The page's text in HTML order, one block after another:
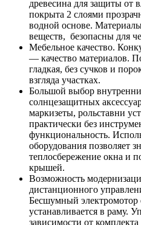
древесина для защиты от
покрыта 2 слоями
водной основе.
веществ, безопасны для
Мебельное качество.
— качество материалов.
гладкая, без сучков и
взгляда участках.
Большой выбор
солнцезащитных
маркизеты, рольставни
практически без
функциональность.
оборудования позволяет
теплосбережение окна и
крышей.
Возможность
дистанционного
Бесшумный
устанавливается в раму.
зависимости от